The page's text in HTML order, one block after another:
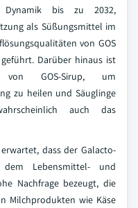
Dynamik bis zu 2032,
als Süßungsmittel im
von GOS
Darüber hinaus ist
GOS-Sirup, um
zu heilen und Säuglinge
auch das
dass der Galacto-
dem Lebensmittel- und
Nachfrage bezeugt, die
Milchprodukten wie Käse